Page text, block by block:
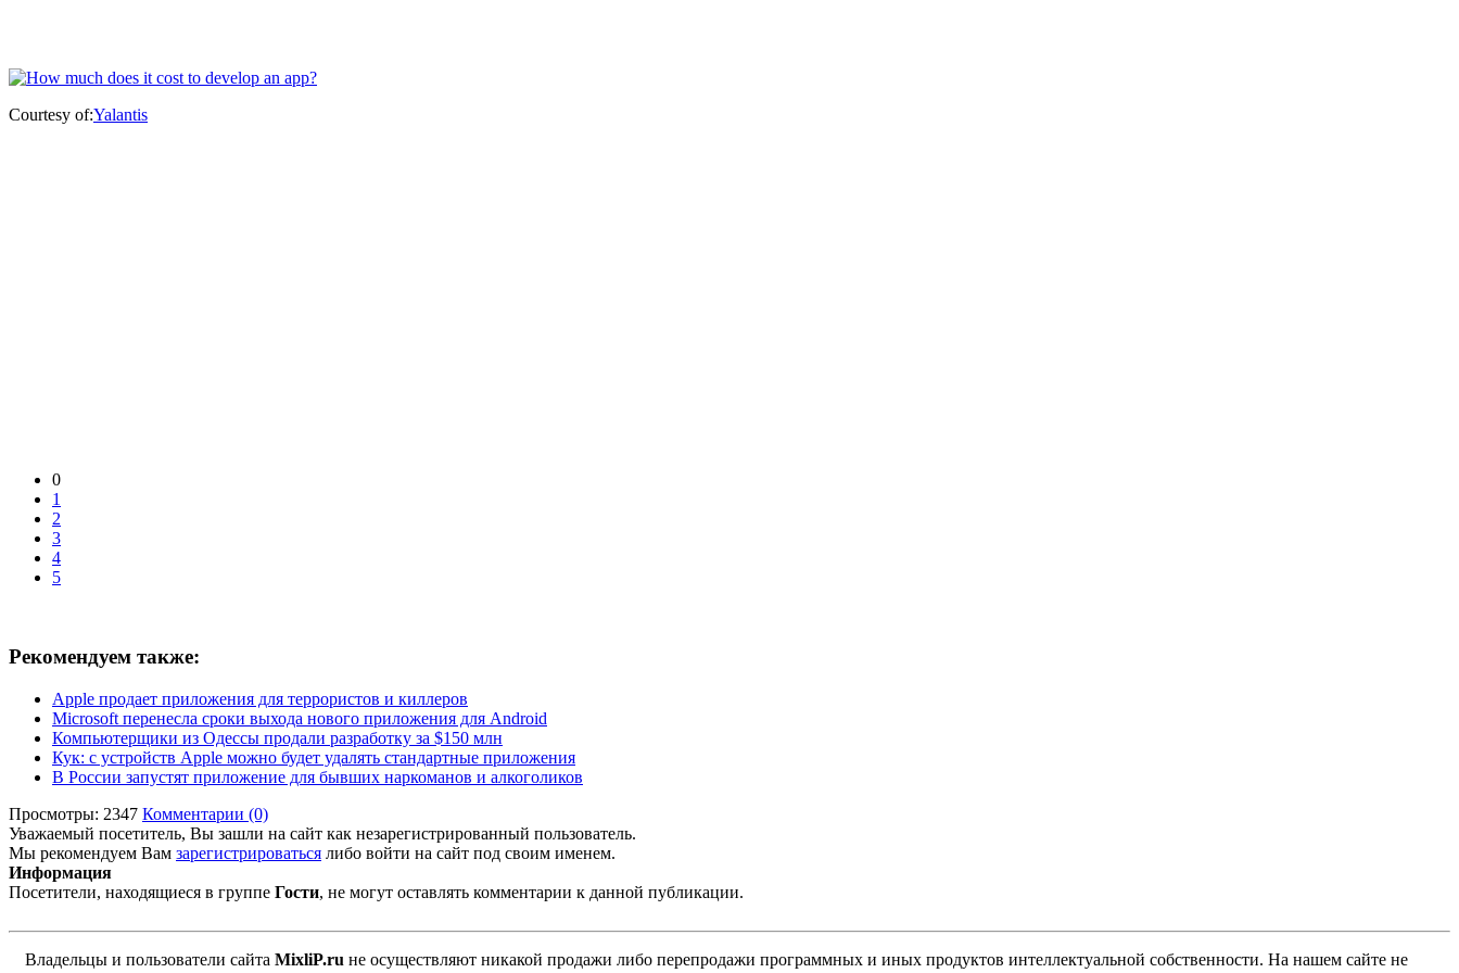
Courtesy of:Yalantis
0
1
2
3
4
5
Рекомендуем также:
Apple продает приложения для террористов и киллеров
Microsoft перенесла сроки выхода нового приложения для Android
Компьютерщики из Одессы продали разработку за $150 млн
Кук: с устройств Apple можно будет удалять стандартные приложения
В России запустят приложение для бывших наркоманов и алкоголиков
Просмотры: 2347 Комментарии (0)
Уважаемый посетитель, Вы зашли на сайт как незарегистрированный пользователь.
Мы рекомендуем Вам зарегистрироваться либо войти на сайт под своим именем.
Информация
Посетители, находящиеся в группе Гости, не могут оставлять комментарии к данной публикации.
Владельцы и пользователи сайта MixliP.ru не осуществляют никакой продажи либо перепродажи программных и иных продуктов интеллектуальной собственности. На нашем сайте не